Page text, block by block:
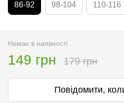
86-92 98-104 110-116
Немає в наявності
149 грн 179 грн
Повідомити,